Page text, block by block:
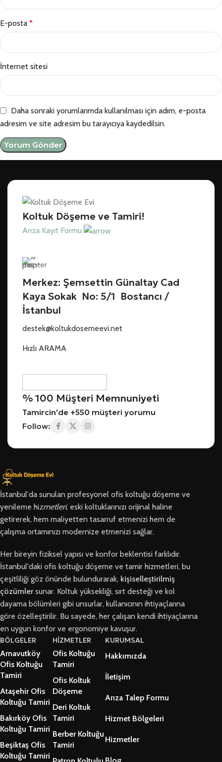
E-posta *
İnternet sitesi
Daha sonraki yorumlarımda kullanılması için adım, e-posta
adresim ve site adresim bu tarayıcıya kaydedilsin.
Koltuk Döşeme ve Tamiri!
Arıza Kayıt Formu
Merkez: Şemsettin Günaltay Cad
Kaya Sokak No: 5/1 Bostancı /
İstanbul
destek@koltukdosemeevi.net
Hızlı ARAMA
% 100 Müşteri Memnuniyeti
Tamircin'de +550 müşteri yorumu
Follow:
İstanbul'da sunulan profesyonel ofis koltuğu döşeme ve
yenileme hizmetleri, eski koltuklarınızı orijinal haline
getirerek, hem maliyetten tasarruf etmenizi hem de
çalışma ortamınızı modernize etmenizi sağlar.
Her bireyin fiziksel yapısı ve konfor beklentisi farklıdır.
İstanbul'daki ofis koltuğu döşeme ve tamir hizmetleri, bu
çeşitliliği göz önünde bulundurarak, kişiselleştirilmiş
çözümlersunar. Koltuk yüksekliği, sırt desteği ve kol
dayama bölümleri gibi unsurlar, kullanıcının ihtiyaçlarına
göre özelleştirilir. Bu sayede, her çalışan kendi ihtiyaçlarına
en uygun konfor ve ergonomiye kavuşur.
BÖLGELER
Arnavutköy
Ofis Koltuğu
Tamiri
Ataşehir Ofis
Koltuğu Tamiri
Bakırköy Ofis
Koltuğu Tamiri
Beşiktaş Ofis
Koltuğu Tamiri
HİZMETLER
Ofis Koltuğu
Tamiri
Ofis Koltuk
Döşeme
Deri Koltuk
Tamiri
Berber Koltuğu
Tamiri
KURUMSAL
Hakkımızda
İletişim
Arıza Talep Formu
Hizmet Bölgeleri
Hizmetler